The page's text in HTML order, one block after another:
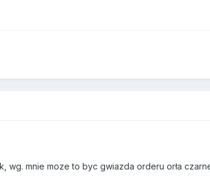
wg. mnie moze to byc gwiazda orderu orła